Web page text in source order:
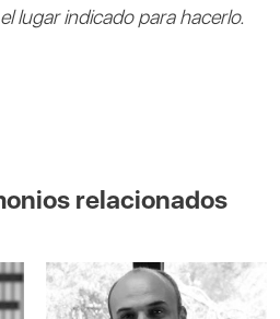
lugar indicado para hacerlo.
relacionados